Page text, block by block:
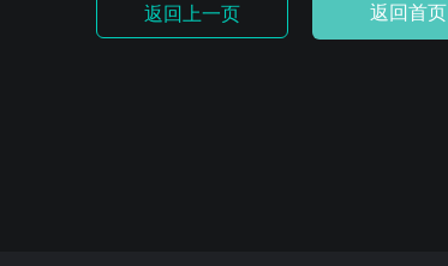
返回上一页 返回首页